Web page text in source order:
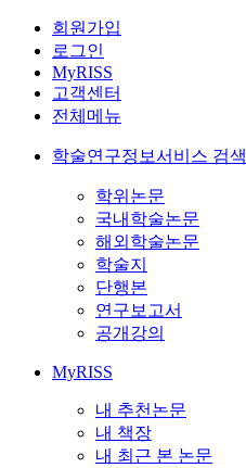
회원가입
로그인
MyRISS
고객센터
전체메뉴
학술연구정보서비스 검색
학위논문
국내학술논문
해외학술논문
학술지
단행본
연구보고서
공개강의
MyRISS
내 추천논문
내 책장
내 최근 본 논문